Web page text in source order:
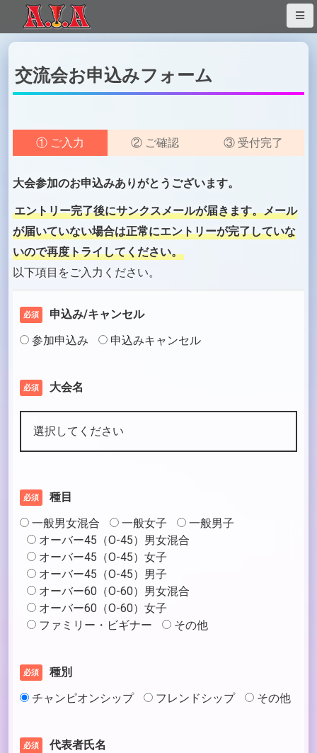
交流会お申込みフォーム
① ご入力 ② ご確認 ③ 受付完了
大会参加のお申込みありがとうございます。
エントリー完了後にサンクスメールが届きます。メール
が届いていない場合は正常にエントリーが完了していな
いので再度トライしてください。
以下項目をご入力ください。
必須
申込み/キャンセル
参加申込み
申込みキャンセル
必須 大会名
必須
種目
一般男女混合
一般女子
一般男子
オーバー45（O-45）男女混合
オーバー45（O-45）女子
オーバー45（O-45）男子
オーバー60（O-60）男女混合
オーバー60（O-60）女子
ファミリー・ビギナー
その他
必須
種別
チャンピオンシップ
フレンドシップ その他
必須 代表者氏名